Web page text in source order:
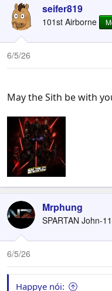
seifer819
101st Airborne
6/5/26
May the Sith be with
Mrphung
SPARTAN John-
6/5/26
Happye nói: